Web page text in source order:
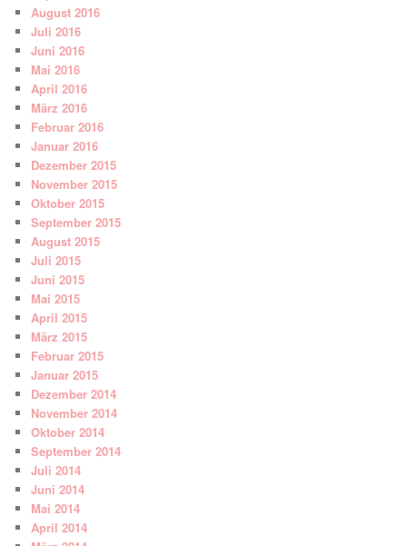
August 2016
Juli 2016
Juni 2016
Mai 2016
April 2016
März 2016
Februar 2016
Januar 2016
Dezember 2015
November 2015
Oktober 2015
September 2015
August 2015
Juli 2015
Juni 2015
Mai 2015
April 2015
März 2015
Februar 2015
Januar 2015
Dezember 2014
November 2014
Oktober 2014
September 2014
Juli 2014
Juni 2014
Mai 2014
April 2014